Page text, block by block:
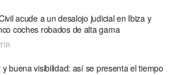
acude a un desalojo judicial en Ibiza y
coches robados de alta gama
buena visibilidad: así se presenta el tiempo